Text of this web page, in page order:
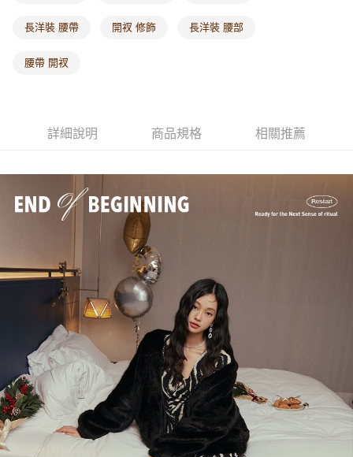
長洋裝 腰帶 開衩 修飾 長洋裝 腰部
腰帶 開衩
詳細說明 商品規格 相關推薦